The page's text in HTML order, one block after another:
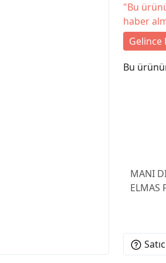
"Bu
haber
Gelince
Bu
MANI
ELMAS